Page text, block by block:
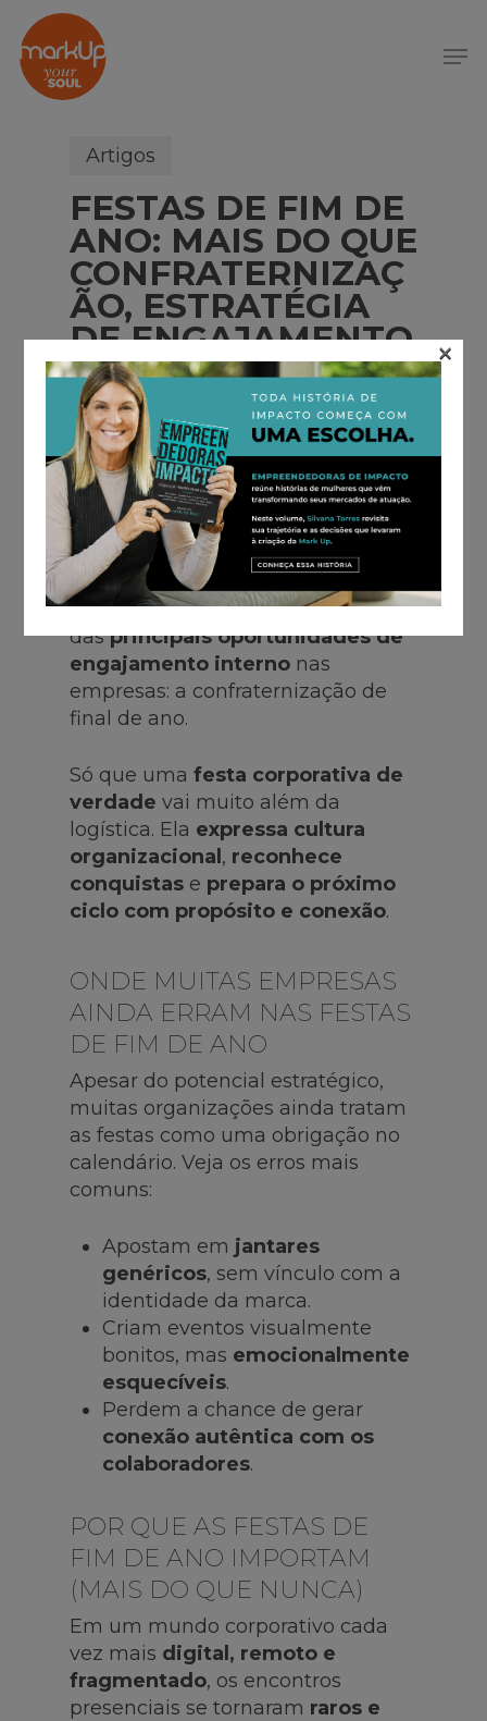
Menu
Artigos
FESTAS DE FIM DE
ANO: MAIS DO QUE
CONFRATERNIZAÇ
ÃO, ESTRATÉGIA
DE ENGAJAMENTO
Pode parecer cedo, mas o fim do
ano se aproxima – e, com ele, uma
dasprincipais oportunidades de
engajamento interno nas
empresas: a confraternização de
final de ano.
Só que uma festa corporativa de
verdade vai muito além da
logística. Ela expressa cultura
organizacional, reconhece
conquistas e prepara o próximo
ciclo com propósito e conexão.
ONDE MUITAS EMPRESAS
AINDA ERRAM NAS FESTAS
DE FIM DE ANO
Apesar do potencial estratégico,
muitas organizações ainda tratam
as festas como uma obrigação no
calendário. Veja os erros mais
comuns:
Apostam em jantares
genéricos, sem vínculo com a
identidade da marca.
Criam eventos visualmente
bonitos, mas emocionalmente
esquecíveis.
Perdem a chance de gerar
conexão autêntica com os
colaboradores.
POR QUE AS FESTAS DE
FIM DE ANO IMPORTAM
(MAIS DO QUE NUNCA)
Em um mundo corporativo cada
vez mais digital, remoto e
fragmentado, os encontros
presenciais se tornaram raros e
×